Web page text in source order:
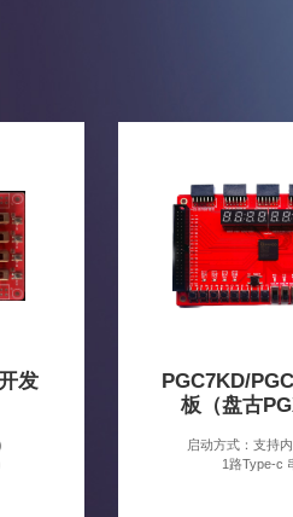
发
PGC7KD/
板（盘古
启动方式：支持
1路Type-c